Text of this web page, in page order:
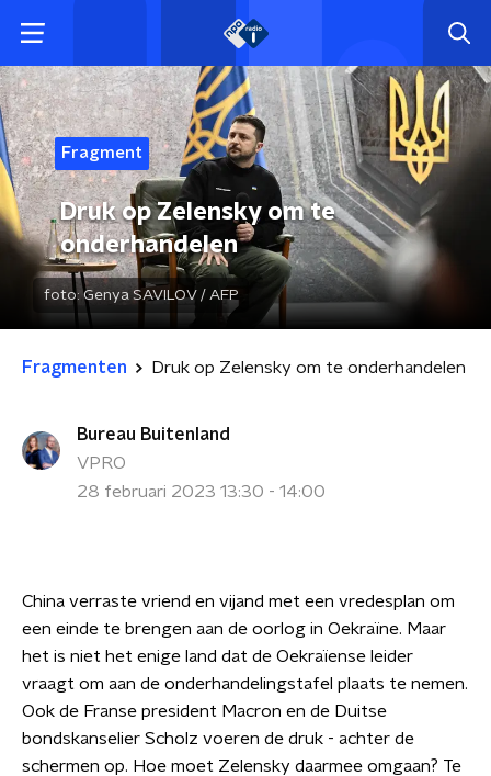
Fragment
Druk op Zelensky om te
onderhandelen
foto:Genya SAVILOV / AFP
Fragmenten Druk op Zelensky om te onderhandelen
Bureau Buitenland
VPRO
28 februari 2023 13:30 - 14:00
China verraste vriend en vijand met een vredesplan om
een einde te brengen aan de oorlog in Oekraïne. Maar
het is niet het enige land dat de Oekraïense leider
vraagt om aan de onderhandelingstafel plaats te nemen.
Ook de Franse president Macron en de Duitse
bondskanselier Scholz voeren de druk - achter de
schermen op. Hoe moet Zelensky daarmee omgaan? Te